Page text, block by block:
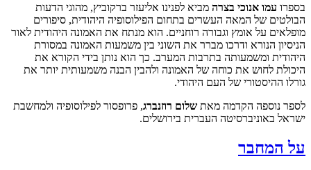
בספרו עמו אנוכי בצרה מביא לפנינו אליעזר ברקוביץ, מהוגי הדעות
הבולטים של המאה העשרים בתחום הפילוסופיה היהודית, סיפורים
מופלאים על אומץ וגבורה רוחניים. הוא מנתח את האמונה היהודית לאור
הניסיון הנורא ודרכו מברר את השוני בין משמעות האמונה במסורת
היהודית ומשמעותה בתרבות המערב. כך הוא נותן בידי הקורא את
היכולת לחוש את כוחה של האמונה ולהבין הבנה משמעותית יותר את
גורלו ההיסטורי של העם היהודי.
לספר נוספה הקדמה מאת שלום רוזנברג, פרופסור לפילוסופיה ולמחשבת
ישראל באוניברסיטה העברית בירושלים.
על המחבר